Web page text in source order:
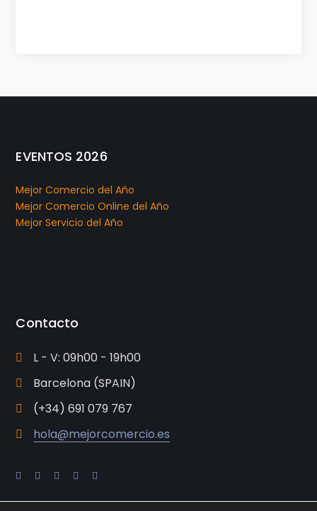
EVENTOS 2026
Mejor Comercio del Año
Mejor Comercio Online del Año
Mejor Servicio del Año
Contacto
L - V: 09h00 - 19h00
Barcelona (SPAIN)
(+34) 691 079 767
hola@mejorcomercio.es